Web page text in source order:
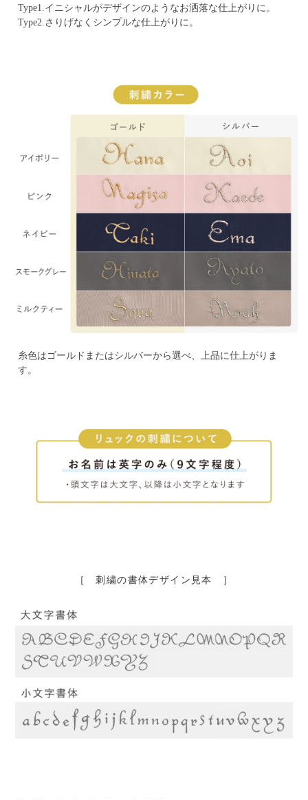
Type1.イニシャルがデザインのようなお洒落な仕上がりに。
Type2.さりげなくシンプルな仕上がりに。
糸色はゴールドまたはシルバーから選べ、上品に仕上がりま
す。
［ 刺繍の書体デザイン見本 ］